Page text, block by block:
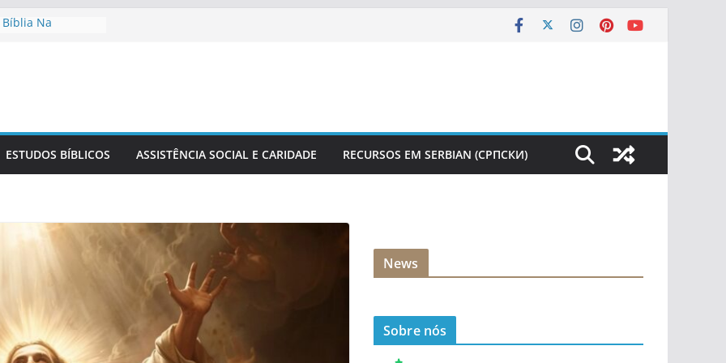
Na
Cristã Na
Estudo Bíblico
ESTUDOS BÍBLICOS ASSISTÊNCIA SOCIAL E CARIDADE RECURSOS EM SERBIAN (СРПСКИ)
News
Sobre nós